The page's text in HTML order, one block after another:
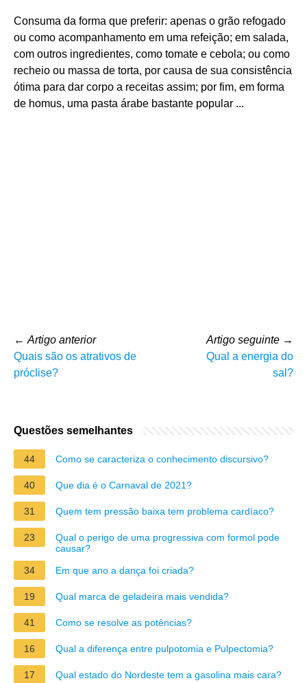
Consuma da forma que preferir: apenas o grão refogado
ou como acompanhamento em uma refeição; em salada,
com outros ingredientes, como tomate e cebola; ou como
recheio ou massa de torta, por causa de sua consistência
ótima para dar corpo a receitas assim; por fim, em forma
de homus, uma pasta árabe bastante popular ...
← Artigo anterior
Quais são os atrativos de
próclise?
Artigo seguinte →
Qual a energia do
sal?
Questões semelhantes
44 Como se caracteriza o conhecimento discursivo?
40 Que dia é o Carnaval de 2021?
31 Quem tem pressão baixa tem problema cardíaco?
23
Qual o perigo de uma progressiva com formol pode
causar?
34
Em que ano a dança foi criada?
19 Qual marca de geladeira mais vendida?
41 Como se resolve as potências?
16 Qual a diferença entre pulpotomia e Pulpectomia?
17 Qual estado do Nordeste tem a gasolina mais cara?